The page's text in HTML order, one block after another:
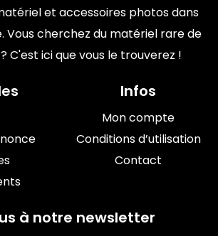
et accessoires photos dans
Vous cherchez du matériel rare de
C'est ici que vous le trouverez !
Infos
Mon compte
Conditions d’utilisation
Contact
à notre newsletter